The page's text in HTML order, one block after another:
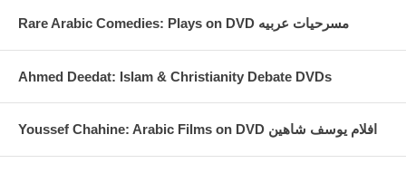
Rare Arabic Comedies: Plays on DVD مسرحيات عربيه
Ahmed Deedat: Islam & Christianity Debate DVDs
Youssef Chahine: Arabic Films on DVD افلام يوسف شاهين